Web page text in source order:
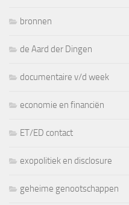
bronnen
de Aard der Dingen
documentaire v/d week
economie en financiën
ET/ED contact
exopolitiek en disclosure
geheime genootschappen